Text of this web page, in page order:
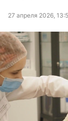
27 апреля 2026,